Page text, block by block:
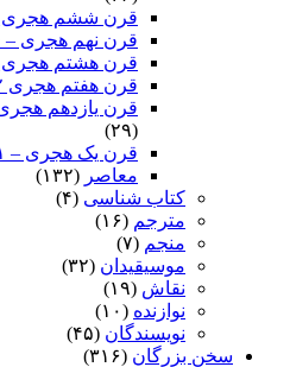
قرن ششم هجری – ۴۸۵ الی ۵۸۲
قرن نهم هجری – ۷۷۶ الی ۸۷۳ شمسی
قرن هشتم هجری – ۶۷۹ الی ۷۷۶
قرن هفتم هجری ۵۸۲ الی ۶۷۹ شمسی
قرن یازدهم هجری – ۹۷۰ الی
(۲۹)
قرن یک هجری – ۱ الی ۹۷ شمسی –
معاصر (۱۳۲)
کتاب شناسی (۴)
مترجم (۱۶)
منجم (۷)
موسیقیدان (۳۲)
نقاش (۱۹)
نوازنده (۱۰)
نویسندگان (۴۵)
سخن بزرگان (۳۱۶)